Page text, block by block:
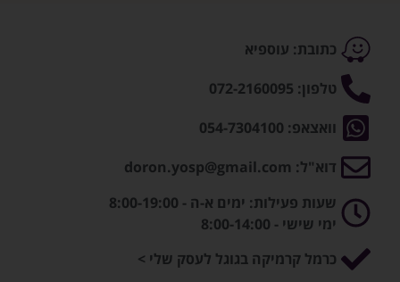
כתובת: עוספיא
טלפון: 072-2160095
וואצאפ: 054-7304100
דוא"ל: doron.yosp@gmail.com
שעות פעילות: ימים א-ה - 8:00-19:00
ימי שישי - 8:00-14:00
כרמל קרמיקה בגוגל לעסק שלי >